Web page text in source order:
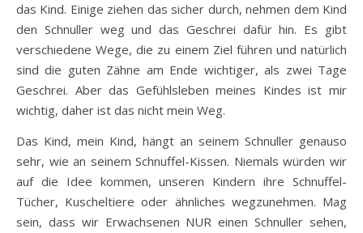
das Kind. Einige ziehen das sicher durch, nehmen dem Kind
den Schnuller weg und das Geschrei dafür hin. Es gibt
verschiedene Wege, die zu einem Ziel führen und natürlich
sind die guten Zähne am Ende wichtiger, als zwei Tage
Geschrei. Aber das Gefühlsleben meines Kindes ist mir
wichtig, daher ist das nicht mein Weg.
Das Kind, mein Kind, hängt an seinem Schnuller genauso
sehr, wie an seinem Schnuffel-Kissen. Niemals würden wir
auf die Idee kommen, unseren Kindern ihre Schnuffel-
Tücher, Kuscheltiere oder ähnliches wegzunehmen. Mag
sein, dass wir Erwachsenen NUR einen Schnuller sehen,